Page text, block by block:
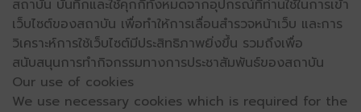
สถาบัน บันทึกและใช้คุกกี้ทั้งหมดจากอุปกรณ์ที่ท่านใช้ในการเข้า
เว็บไซต์ของสถาบัน เพื่อทำให้การเลื่อนสำรวจหน้าเว็บ และการ
วิเคราะห์การใช้เว็บไซต์มีประสิทธิภาพยิ่งขึ้น รวมถึงเพื่อ
สนับสนุนการทำกิจกรรมทางการประชาสัมพันธ์ของสถาบัน
Our use of cookies
We use necessary cookies which is required for the